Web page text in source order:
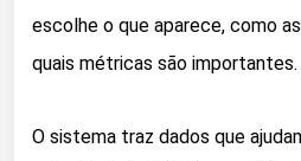
escolhe o que aparece, como
quais métricas são importantes.
O sistema traz dados que